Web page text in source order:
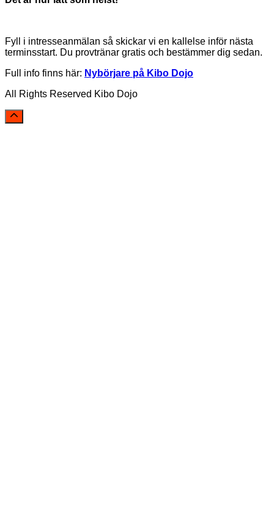
Fyll i intresseanmälan så skickar vi en kallelse inför nästa
terminsstart. Du provtränar gratis och bestämmer dig sedan.
Full info finns här: Nybörjare på Kibo Dojo
All Rights Reserved Kibo Dojo